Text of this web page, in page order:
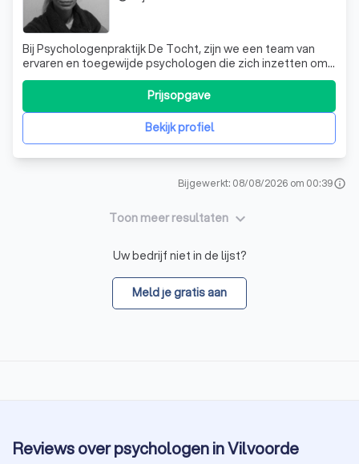
Bij Psychologenpraktijk De Tocht, zijn we een team van
ervaren en toegewijde psychologen die zich inzetten om
u te helpen bij het navigeren door de uitdagingen van het
leven. Onze specialiteiten variëren van depressie, angst
en fobieën tot trauma, eetstoornissen en verslaving. We
bieden ook onderste
Bekijk profiel
Prijsopgave
Bijgewerkt: 08/08/2026 om 00:39info
Toon meer resultaten keyboard_arrow_down
Uw bedrijf niet in de lijst?
Meld je gratis aan
Reviews over psychologen in Vilvoorde